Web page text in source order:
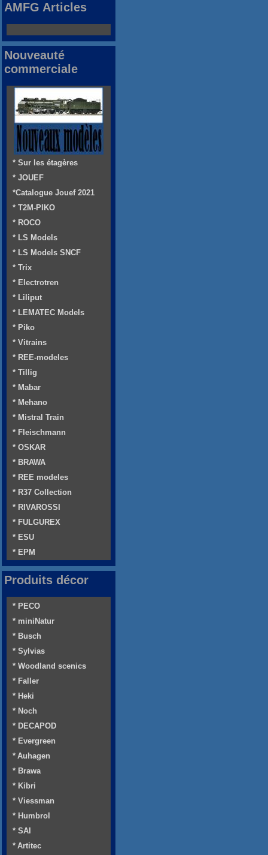
AMFG Articles
Nouveauté
commerciale
* Sur les étagères
* JOUEF
*Catalogue Jouef 2021
* T2M-PIKO
* ROCO
* LS Models
* LS Models SNCF
* Trix
* Electrotren
* Liliput
* LEMATEC Models
* Piko
* Vitrains
* REE-modeles
* Tillig
* Mabar
* Mehano
* Mistral Train
* Fleischmann
* OSKAR
* BRAWA
* REE modeles
* R37 Collection
* RIVAROSSI
* FULGUREX
* ESU
* EPM
Produits décor
* PECO
* miniNatur
* Busch
* Sylvias
* Woodland scenics
* Faller
* Heki
* Noch
* DECAPOD
* Evergreen
* Auhagen
* Brawa
* Kibri
* Viessman
* Humbrol
* SAI
* Artitec